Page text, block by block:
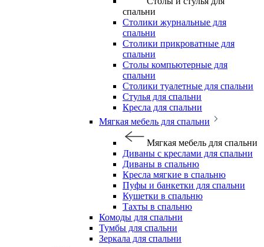
спальни
Столики журнальные для
спальни
Столики прикроватные для
спальни
Столы компьютерные для
спальни
Столики туалетные для спальни
Стулья для спальни
Кресла для спальни
Мягкая мебель для спальни
Мягкая мебель для спальни
Диваны с креслами для спальни
Диваны в спальню
Кресла мягкие в спальню
Пуфы и банкетки для спальни
Кушетки в спальню
Тахты в спальню
Комоды для спальни
Тумбы для спальни
Зеркала для спальни